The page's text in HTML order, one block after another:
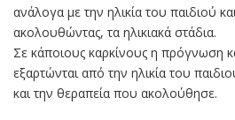
ανάλογα με την ηλικία του παιδιού
ακολουθώντας, τα ηλικιακά στάδια.
Σε κάποιους καρκίνους η πρόγνωση
εξαρτώνται από την ηλικία του
και την θεραπεία που ακολούθησε.